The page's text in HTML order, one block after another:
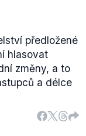
předložené
hlasovat
změny, a to
a délce